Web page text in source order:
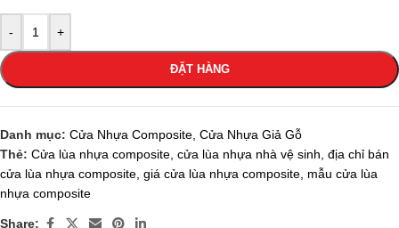
- +
ĐẶT HÀNG
Danh mục: Cửa Nhựa Composite Cửa Nhựa Giả Gỗ
Thẻ: Cửa lùa nhựa composite cửa lùa nhựa nhà vệ sinh địa chỉ bán
cửa lùa nhựa composite giá cửa lùa nhựa composite mẫu cửa lùa
nhựa composite
Share: